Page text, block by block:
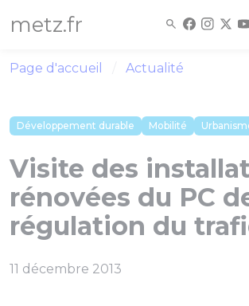
metz.fr
Page d'accueil Actualité
Développement durable Mobilité
Visite des
rénovées du PC
régulation du
11 décembre 2013